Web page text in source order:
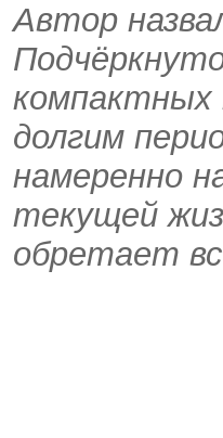
Автор
компактных
долгим
намеренно
текущей
обретает